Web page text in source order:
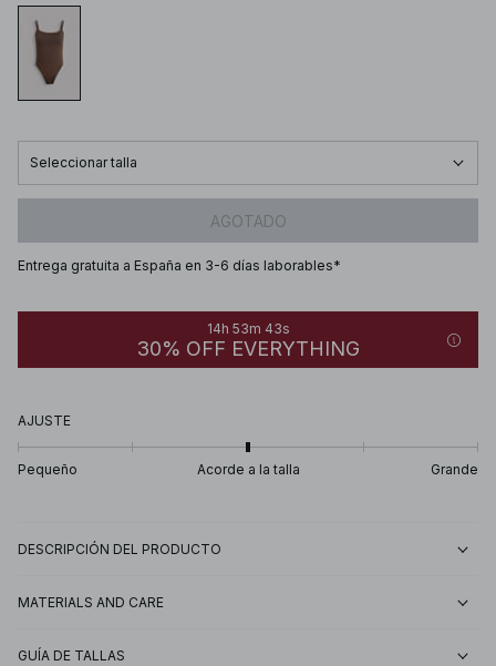
Seleccionar talla
AGOTADO
Entrega gratuita a España en 3-6 días laborables*
14h 53m 43s
30% OFF EVERYTHING
AJUSTE
Pequeño Acorde a la talla Grande
DESCRIPCIÓN DEL PRODUCTO
MATERIALS AND CARE
GUÍA DE TALLAS